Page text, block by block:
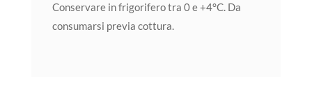
Conservare in frigorifero tra 0 e +4°C. Da
consumarsi previa cottura.